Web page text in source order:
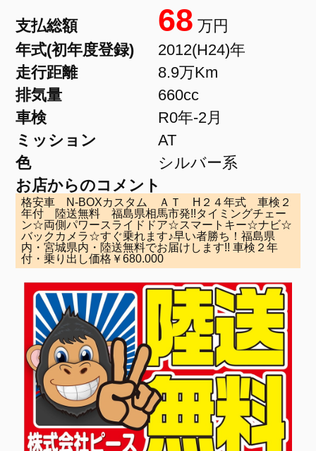
支払総額 68 万円
年式(初年度登録)
2012(H24)年
走行距離
8.9万Km
排気量
660cc
車検
R0年-2月
ミッション
AT
色
シルバー系
お店からのコメント
格安車 N-BOXカスタム ＡＴ H２４年式 車検２
年付 陸送無料 福島県相馬市発!!タイミングチェー
ン☆両側パワースライドドア☆スマートキー☆ナビ☆
バックカメラ☆すぐ乗れます♪早い者勝ち！福島県
内・宮城県内・陸送無料でお届けします!! 車検２年
付・乗り出し価格￥680.000